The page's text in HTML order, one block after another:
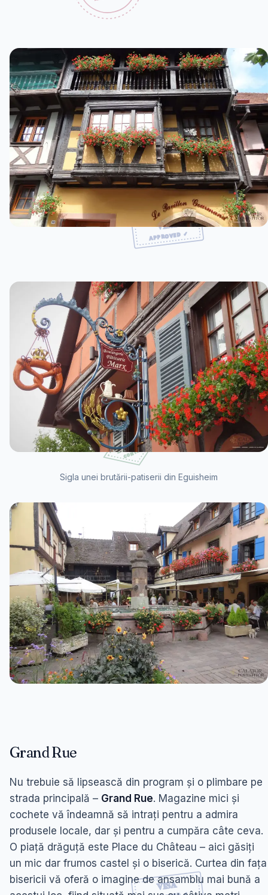
Sigla unei brutării-patiserii din Eguisheim
Grand Rue
Nu trebuie să lipsească din program și o plimbare pe
strada principală – Grand Rue. Magazine mici și
cochete vă îndeamnă să intrați pentru a admira
produsele locale, dar și pentru a cumpăra câte ceva.
O piață drăguță este Place du Château – aici găsiți
un mic dar frumos castel și o biserică. Curtea din fața
bisericii vă oferă o imagine de ansamblu mai bună a